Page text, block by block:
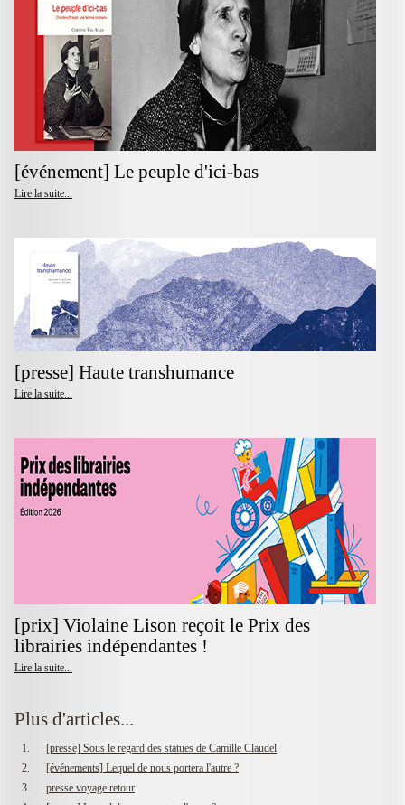
[événement] Le peuple d'ici-bas
Lire la suite...
[presse] Haute transhumance
Lire la suite...
[prix] Violaine Lison reçoit le Prix des
librairies indépendantes !
Lire la suite...
Plus d'articles...
[presse] Sous le regard des statues de Camille Claudel
[événements] Lequel de nous portera l'autre ?
presse voyage retour